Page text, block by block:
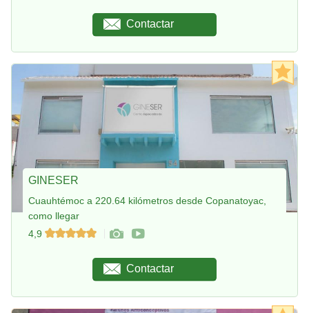
Contactar
GINESER
Cuauhtémoc a 220.64 kilómetros desde Copanatoyac,
como llegar
4,9
Contactar